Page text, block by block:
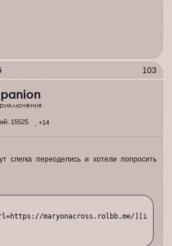
103
15525 +14
слегка переоделись и хотели попросить
maryonacross.rolbb.me/